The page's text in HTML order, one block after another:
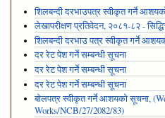
शिलबन्दी दरभाउपत्र स्वीकृत गर्ने
लेखापरीक्षण प्रतिवेदन, २०८१-८२ -
शिलबन्दी दरभाउ पत्र स्वीकृत गर्ने
दर रेट पेश गर्ने सम्बन्धी सूचना
दर रेट पेश गर्ने सम्बन्धी सूचना
दर रेट पेश गर्ने सम्बन्धी सूचना
बोलपत्र स्वीकृत गर्ने आशयको सूचना,
Works/NCB/27/2082/83)